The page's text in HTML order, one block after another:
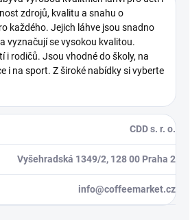
zdrojů, kvalitu a snahu o
každého. Jejich láhve jsou snadno
vyznačují se vysokou kvalitou.
i rodičů. Jsou vhodné do školy, na
i na sport. Z široké nabídky si vyberte
CDD s. r. o.
Vyšehradská 1349/2, 128 00 Praha 2
info@coffeemarket.cz